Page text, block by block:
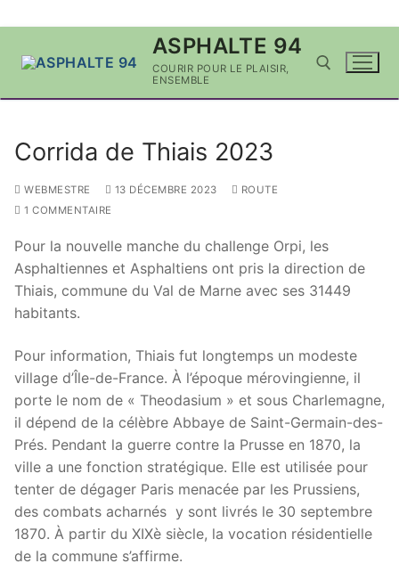
ASPHALTE 94
COURIR POUR LE PLAISIR,
ENSEMBLE
Corrida de Thiais 2023
WEBMESTRE 13 DÉCEMBRE 2023
ROUTE
1 COMMENTAIRE
Pour la nouvelle manche du challenge Orpi, les
Asphaltiennes et Asphaltiens ont pris la direction de
Thiais, commune du Val de Marne avec ses 31449
habitants.
Pour information, Thiais fut longtemps un modeste
village d’Île-de-France. À l’époque mérovingienne, il
porte le nom de « Theodasium » et sous Charlemagne,
il dépend de la célèbre Abbaye de Saint-Germain-des-
Prés. Pendant la guerre contre la Prusse en 1870, la
ville a une fonction stratégique. Elle est utilisée pour
tenter de dégager Paris menacée par les Prussiens,
des combats acharnés y sont livrés le 30 septembre
1870. À partir du XIXè siècle, la vocation résidentielle
de la commune s’affirme.